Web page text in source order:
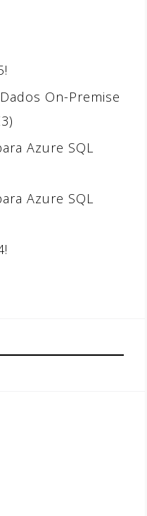
On-Premise
Azure SQL
Azure SQL